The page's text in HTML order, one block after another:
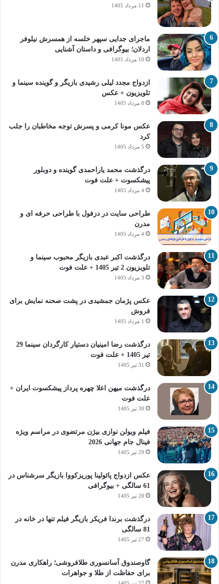
11 مرداد 1405
ماجرای جدایی سپهر خلسه از همسرش نیلوفر
اردلان؛ بیوگرافی و داستان آشنایی
10 مرداد 1405
ازدواج مجدد لیلی رشیدی بازیگر و گوینده سینما و
تلویزیون + عکس
8 مرداد 1405
عکس مونا کرمی و پسرش توجه مخاطبان را جلب
کرد
5 مرداد 1405
درگذشت محمد یاراحمدی گوینده و دوبلور
پیشکسوت + علت فوت
4 مرداد 1405
طراحی سایت در دزفول با طراحی حرفه‌ ای و
مدرن
4 مرداد 1405
درگذشت اکبر عبدی بازیگر محبوب سینما و
تلویزیون 2 تیر 1405 + علت فوت
3 مرداد 1405
عکس پژمان جمشیدی در پشت صحنه نمایش برای
فروش
1 مرداد 1405
درگذشت رضا امینیان دستیار کارگردان سینما 29
تیر 1405 + علت فوت
31 تیر 1405
درگذشت میهن اعلا چهره پرداز پیشکسوت ایران +
علت فوت
30 تیر 1405
فیلم ویولن نوازی بیژن مرتضوی در مراسم ویژه
فینال جام جهانی 2026
29 تیر 1405
عکس ازدواج پائولینا پوریزکووا بازیگر سرشناس در
61 سالگی + بیوگرافی
28 تیر 1405
درگذشت برندا فریکر بازیگر فیلم تنها در خانه در
81 سالگی
27 تیر 1405
گاوصندوق آسانسوری طلافروشی؛ راهکاری مدرن
برای حفاظت از طلا و جواهرات